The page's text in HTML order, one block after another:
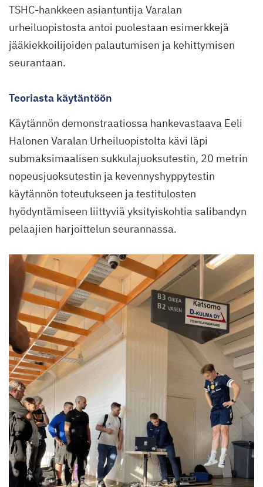
TSHC-hankkeen asiantuntija Varalan
urheiluopistosta antoi puolestaan esimerkkejä
jääkiekkoilijoiden palautumisen ja kehittymisen
seurantaan.
Teoriasta käytäntöön
Käytännön demonstraatiossa hankevastaava Eeli
Halonen Varalan Urheiluopistolta kävi läpi
submaksimaalisen sukkulajuoksutestin, 20 metrin
nopeusjuoksutestin ja kevennyshyppytestin
käytännön toteutukseen ja testitulosten
hyödyntämiseen liittyviä yksityiskohtia salibandyn
pelaajien harjoittelun seurannassa.